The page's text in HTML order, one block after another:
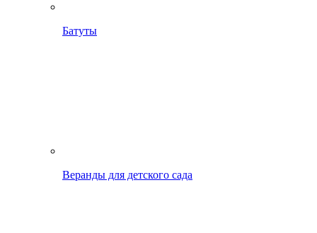
Батуты
Веранды для детского сада